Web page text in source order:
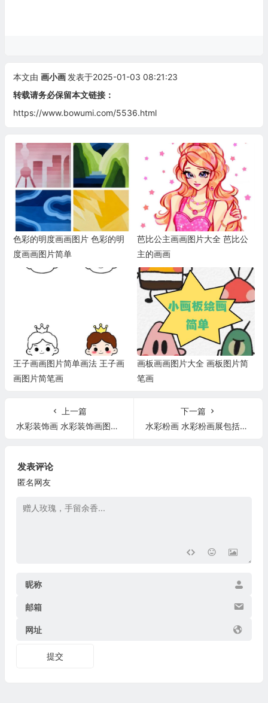
本文由 画小画 发表于2025-01-03 08:21:23
转载请务必保留本文链接：
https://www.bowumi.com/5536.html
色彩的明度画画图片 色彩的明
度画画图片简单
芭比公主画画图片大全 芭比公
主的画画
王子画画图片简单画法 王子画
画图片简笔画
画板画画图片大全 画板图片简
笔画
上一篇
水彩装饰画 水彩装饰画图片大全
下一篇
水彩粉画 水彩粉画展包括什么
发表评论
匿名网友
昵称
邮箱
网址
提交